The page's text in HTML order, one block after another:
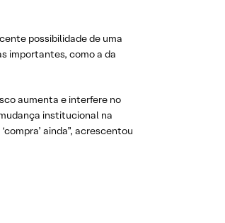
possibilidade de uma
importantes, como a da
aumenta e interfere no
institucional na
ainda”, acrescentou